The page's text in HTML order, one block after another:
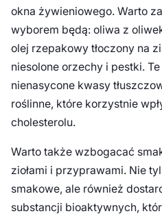
okna żywieniowego. Warto
wyborem będą: oliwa z
olej rzepakowy tłoczony na
niesolone orzechy i pestki.
nienasycone kwasy
roślinne, które korzystnie
cholesterolu.
Warto także wzbogacać
ziołami i przyprawami. Nie
smakowe, ale również
substancji bioaktywnych,